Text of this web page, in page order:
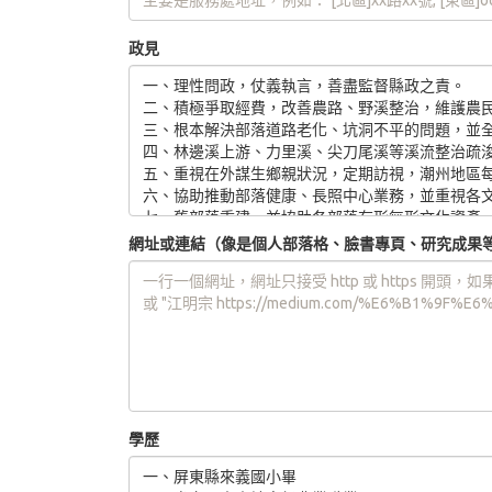
政見
網址或連結（像是個人部落格、臉書專頁、研究成果
學歷